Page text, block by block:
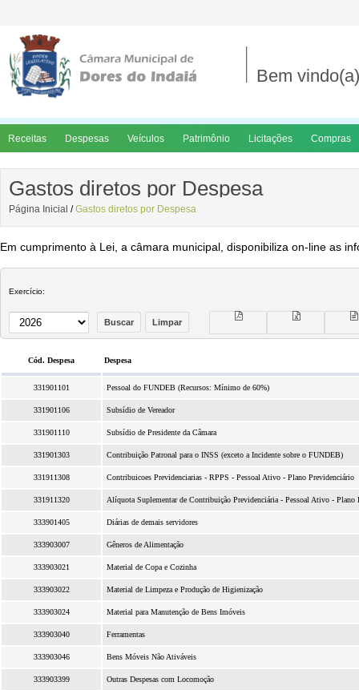
Bem
Receitas Despesas Veículos Patrimônio Licitações Compras
Gastos diretos por Despesa
Página Inicial / Gastos diretos por Despesa
Em cumprimento à Lei, a câmara municipal, disponibiliza on-line as
Exercício:
Cód. Despesa Despesa
331901101 Pessoal do FUNDEB (Recursos: Mínimo de 60%)
331901106 Subsídio de Vereador
331901110 Subsídio de Presidente da Câmara
331901303 Contribuição Patronal para o INSS (exceto a Incidente sobre o FUNDEB)
331911308 Contribuicoes Previdenciarias - RPPS - Pessoal Ativo - Plano Previdenciário
331911320 Alíquota Suplementar de Contribuição Previdenciária - Pessoal Ativo - Plano
333901405 Diárias de demais servidores
333903007 Gêneros de Alimentação
333903021 Material de Copa e Cozinha
333903022 Material de Limpeza e Produção de Higienização
333903024 Material para Manutenção de Bens Imóveis
333903040 Ferramentas
333903046 Bens Móveis Não Ativáveis
333903399 Outras Despesas com Locomoção